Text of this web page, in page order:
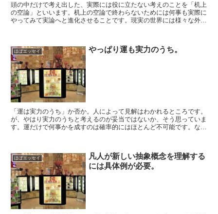
頭の中だけで考え出した、実際には役に立たない考えのことを「机上
の空論」といいます。机上の空論で終わらないためには何事も実際に
やってみて実論へと進化させることです。現実の世界には様々な外部
ほぼエッセイ やっぱり運も実力のうち。
「運は実力のうち」か否か。人によって見解はわかれるところです。
が、やはり実力のうちと考えるのが妥当ではないか、そう思っていま
す。運だけで何事かを成すのは確率的にはほとんど不可能です。なぜ
ほぼエッセイ
凡人が新しい抽象概念を理解する
には具体例が必要。